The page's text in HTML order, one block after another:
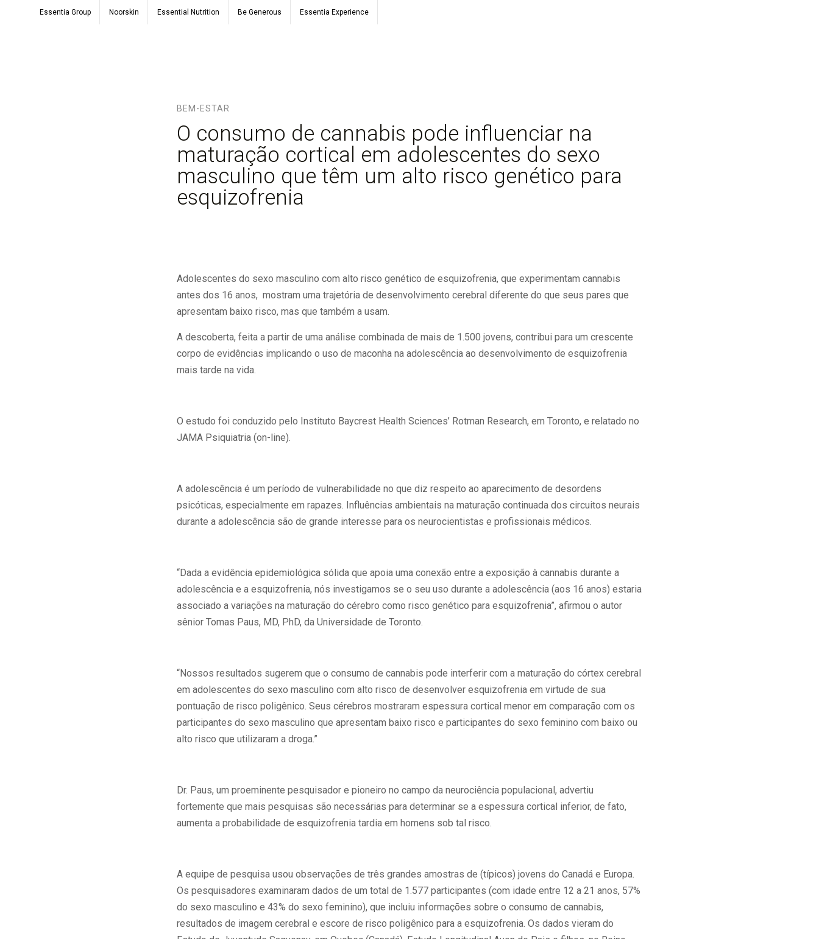
Essentia Group Noorskin Essential Nutrition Be Generous Essentia Experience
BEM-ESTAR
O consumo de cannabis pode influenciar na
maturação cortical em adolescentes do sexo
masculino que têm um alto risco genético para
esquizofrenia
Adolescentes do sexo masculino com alto risco genético de esquizofrenia, que experimentam cannabis
antes dos 16 anos, mostram uma trajetória de desenvolvimento cerebral diferente do que seus pares que
apresentam baixo risco, mas que também a usam.
A descoberta, feita a partir de uma análise combinada de mais de 1.500 jovens, contribui para um crescente
corpo de evidências implicando o uso de maconha na adolescência ao desenvolvimento de esquizofrenia
mais tarde na vida.
O estudo foi conduzido pelo Instituto Baycrest Health Sciences’ Rotman Research, em Toronto, e relatado no
JAMA Psiquiatria (on-line).
A adolescência é um período de vulnerabilidade no que diz respeito ao aparecimento de desordens
psicóticas, especialmente em rapazes. Influências ambientais na maturação continuada dos circuitos neurais
durante a adolescência são de grande interesse para os neurocientistas e profissionais médicos.
“Dada a evidência epidemiológica sólida que apoia uma conexão entre a exposição à cannabis durante a
adolescência e a esquizofrenia, nós investigamos se o seu uso durante a adolescência (aos 16 anos) estaria
associado a variações na maturação do cérebro como risco genético para esquizofrenia”, afirmou o autor
sênior Tomas Paus, MD, PhD, da Universidade de Toronto.
“Nossos resultados sugerem que o consumo de cannabis pode interferir com a maturação do córtex cerebral
em adolescentes do sexo masculino com alto risco de desenvolver esquizofrenia em virtude de sua
pontuação de risco poligênico. Seus cérebros mostraram espessura cortical menor em comparação com os
participantes do sexo masculino que apresentam baixo risco e participantes do sexo feminino com baixo ou
alto risco que utilizaram a droga.”
Dr. Paus, um proeminente pesquisador e pioneiro no campo da neurociência populacional, advertiu
fortemente que mais pesquisas são necessárias para determinar se a espessura cortical inferior, de fato,
aumenta a probabilidade de esquizofrenia tardia em homens sob tal risco.
A equipe de pesquisa usou observações de três grandes amostras de (típicos) jovens do Canadá e Europa.
Os pesquisadores examinaram dados de um total de 1.577 participantes (com idade entre 12 a 21 anos, 57%
do sexo masculino e 43% do sexo feminino), que incluiu informações sobre o consumo de cannabis,
resultados de imagem cerebral e escore de risco poligênico para a esquizofrenia. Os dados vieram do